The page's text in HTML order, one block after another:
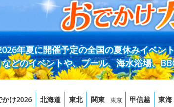
年夏に開催予定の全国の夏休みイベン
どのイベントや、プール、海水浴場、
かけ2026 北海道 東北 関東 東京 甲信越 東海